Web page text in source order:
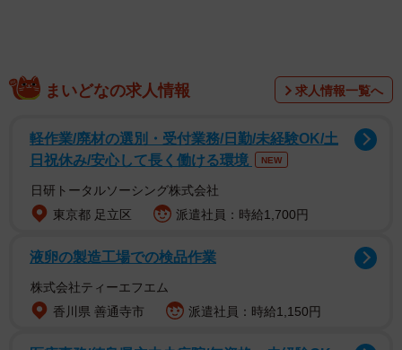
開発するのは、２０１０年に医師や管理栄養士らが立ち
ト状やゼリー状の介護食が主流の中、さまざまな職人らと
まいどなの求人情報 求人情報一覧へ
軽作業/廃材の選別・受付業務/日勤/未経験OK/土
日祝休み/安心して長く働ける環境
NEW
日研トータルソーシング株式会社
東京都 足立区
派遣社員：時給1,700円
液卵の製造工場での検品作業
株式会社ティーエフエム
香川県 善通寺市
派遣社員：時給1,150円